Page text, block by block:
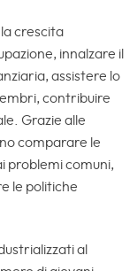
crescita
innalzare il
assistere lo
contribuire
Grazie alle
comparare le
problemi comuni,
le politiche
al